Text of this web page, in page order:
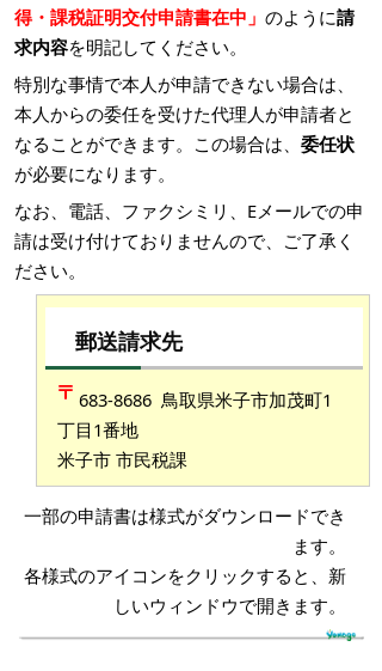
得・課税証明交付申請書在中」 のように請
求内容を明記してください。
特別な事情で本人が申請できない場合は、
本人からの委任を受けた代理人が申請者と
なることができます。この場合は、 委任状
が必要になります。
なお、電話、ファクシミリ、Eメールでの申
請は受け付けておりませんので、ご了承く
ださい。
郵送請求先
683-8686 鳥取県米子市加茂町1
丁目1番地
米子市 市民税課
一部の申請書は様式がダウンロードでき
ます。
各様式のアイコンをクリックすると、新
しいウィンドウで開きます。